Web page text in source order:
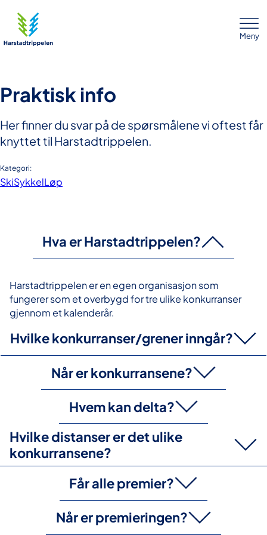
Meny
Praktisk info
Her finner du svar på de spørsmålene vi oftest får
knyttet til Harstadtrippelen.
Kategori:
SkiSykkelLøp
Hva er Harstadtrippelen?
Harstadtrippelen er en egen organisasjon som
fungerer som et overbygd for tre ulike konkurranser
gjennom et kalenderår.
Hvilke konkurranser/grener inngår?
Langrenn, Sykkel og Løping.
Når er konkurransene?
Turrenn på ski (langrenn) arrangeres i mars.
Det blir så sykkelløp i juli før Fjelløpet Harstad Summit
runder av i september.
Hvem kan delta?
Alle kan delta.
Hvilke distanser er det ulike
konkurransene?
Utgangspunktet er at alle konkurransene har like
barneløp med barn opptil 12 år på hver konkurranse.
Får alle premier?
Harstadtrippelen er en nystartet konkurranse hvor det
Når er premieringen?